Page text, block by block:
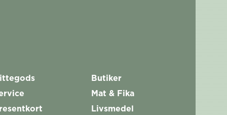
Butiker
Mat & Fika
Livsmedel